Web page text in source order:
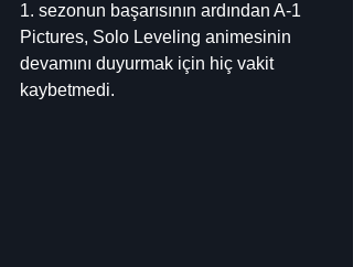
1. sezonun başarısının ardından A-1
Pictures, Solo Leveling animesinin
devamını duyurmak için hiç vakit
kaybetmedi.